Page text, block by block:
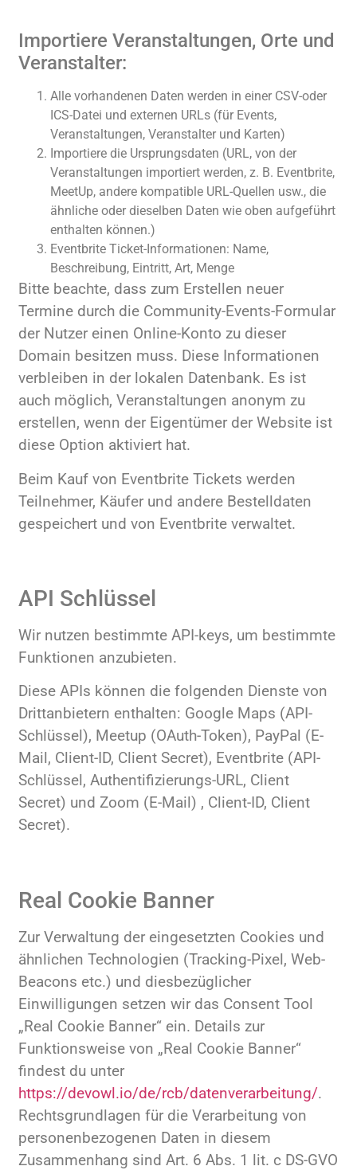
Importiere Veranstaltungen, Orte und
Veranstalter:
Alle vorhandenen Daten werden in einer CSV-oder
ICS-Datei und externen URLs (für Events,
Veranstaltungen, Veranstalter und Karten)
Importiere die Ursprungsdaten (URL, von der
Veranstaltungen importiert werden, z. B. Eventbrite,
MeetUp, andere kompatible URL-Quellen usw., die
ähnliche oder dieselben Daten wie oben aufgeführt
enthalten können.)
Eventbrite Ticket-Informationen: Name,
Beschreibung, Eintritt, Art, Menge
Bitte beachte, dass zum Erstellen neuer
Termine durch die Community-Events-Formular
der Nutzer einen Online-Konto zu dieser
Domain besitzen muss. Diese Informationen
verbleiben in der lokalen Datenbank. Es ist
auch möglich, Veranstaltungen anonym zu
erstellen, wenn der Eigentümer der Website ist
diese Option aktiviert hat.
Beim Kauf von Eventbrite Tickets werden
Teilnehmer, Käufer und andere Bestelldaten
gespeichert und von Eventbrite verwaltet.
API Schlüssel
Wir nutzen bestimmte API-keys, um bestimmte
Funktionen anzubieten.
Diese APIs können die folgenden Dienste von
Drittanbietern enthalten: Google Maps (API-
Schlüssel), Meetup (OAuth-Token), PayPal (E-
Mail, Client-ID, Client Secret), Eventbrite (API-
Schlüssel, Authentifizierungs-URL, Client
Secret) und Zoom (E-Mail) , Client-ID, Client
Secret).
Real Cookie Banner
Zur Verwaltung der eingesetzten Cookies und
ähnlichen Technologien (Tracking-Pixel, Web-
Beacons etc.) und diesbezüglicher
Einwilligungen setzen wir das Consent Tool
„Real Cookie Banner“ ein. Details zur
Funktionsweise von „Real Cookie Banner“
findest du unter
https://devowl.io/de/rcb/datenverarbeitung/.
Rechtsgrundlagen für die Verarbeitung von
personenbezogenen Daten in diesem
Zusammenhang sind Art. 6 Abs. 1 lit. c DS-GVO